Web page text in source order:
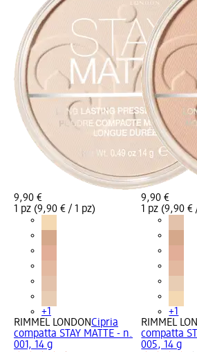
9,90 €
1 pz (9,90 € / 1 pz)
+1
RIMMEL LONDONCipria
compatta STAY MATTE - n.
001, 14 g
9,90 €
1 pz (9,90 €
+1
RIMMEL
compatta
005, 14 g